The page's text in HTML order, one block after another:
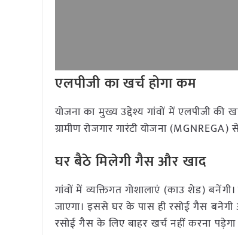
एलपीजी का खर्च होगा कम
योजना का मुख्य उद्देश्य गांवों में एलपीजी की
ग्रामीण रोजगार गारंटी योजना
घर बैठे मिलेगी गैस और खाद
गांवों में व्यक्तिगत गोशालाएं (काउ शेड)
जाएगा। इससे घर के पास ही रसोई गैस
रसोई गैस के लिए बाहर खर्च नहीं करना